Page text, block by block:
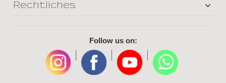
Rechtliches
Follow us on: